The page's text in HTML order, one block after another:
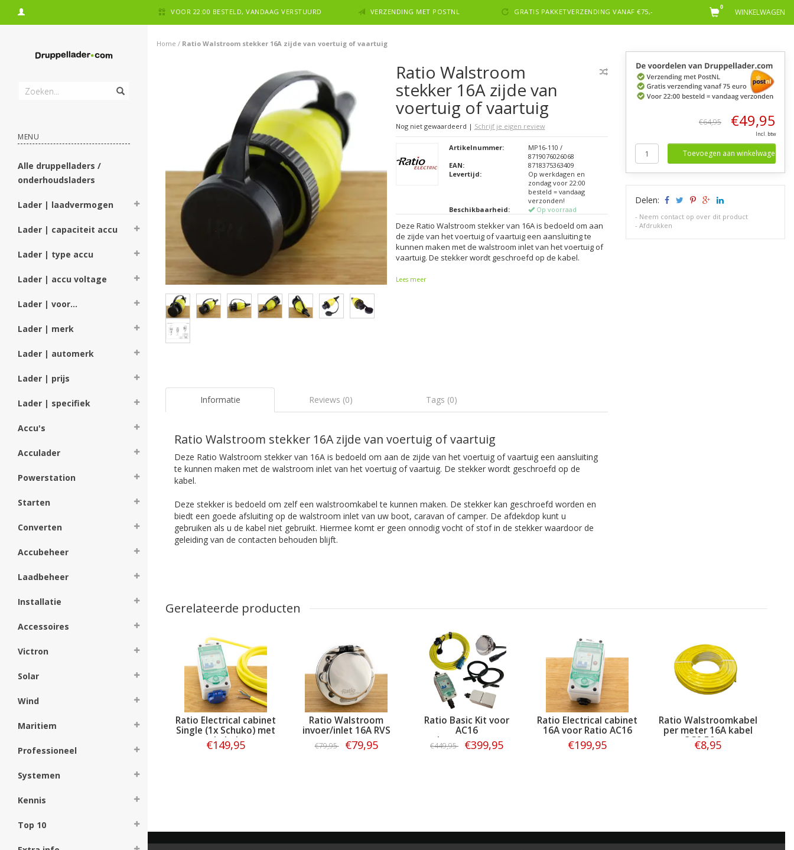
VOOR 22:00 BESTELD, VANDAAG VERSTUURD VERZENDING MET POSTNL GRATIS PAKKETVERZENDING VANAF €75,- WINKELWAGEN
0
MENU
Alle druppelladers /
onderhoudsladers
Lader | laadvermogen
Lader | capaciteit accu
Lader | type accu
Lader | accu voltage
Lader | voor...
Lader | merk
Lader | automerk
Lader | prijs
Lader | specifiek
Accu's
Acculader
Powerstation
Starten
Converten
Accubeheer
Laadbeheer
Installatie
Accessoires
Victron
Solar
Wind
Maritiem
Professioneel
Systemen
Kennis
Top 10
Home / Ratio Walstroom stekker 16A zijde van voertuig of vaartuig
Ratio Walstroom
stekker 16A zijde van
voertuig of vaartuig
Nog niet gewaardeerd | Schrijf je eigen review
Artikelnummer:
MP16-110 /
8719076026068
EAN:
8718375363409
Levertijd:
Op werkdagen en
zondag voor 22:00
besteld = vandaag
verzonden!
Beschikbaarheid:
Op voorraad
Deze Ratio Walstroom stekker van 16A is bedoeld om aan
de zijde van het voertuig of vaartuig een aansluiting te
kunnen maken met de walstroom inlet van het voertuig of
vaartuig. De stekker wordt geschroefd op de kabel.
Lees meer
Informatie Reviews (0) Tags (0)
Ratio Walstroom stekker 16A zijde van voertuig of vaartuig
Deze Ratio Walstroom stekker van 16A is bedoeld om aan de zijde van het voertuig of vaartuig een aansluiting
te kunnen maken met de walstroom inlet van het voertuig of vaartuig. De stekker wordt geschroefd op de
kabel.
Deze stekker is bedoeld om zelf een walstroomkabel te kunnen maken. De stekker kan geschroefd worden en
biedt een goede afsluiting op de walstroom inlet van uw boot, caravan of camper. De afdekdop kunt u
gebruiken als u de kabel niet gebruikt. Hiermee komt er geen onnodig vocht of stof in de stekker waardoor de
geleiding van de contacten behouden blijft.
€64,95 €49,95
Incl. btw
Toevoegen aan winkelwagen
Delen:
- Neem contact op over dit product
-Afdrukken
Gerelateerde producten
Ratio Electrical cabinet
Single (1x Schuko) met
kabel
€149,95
Ratio Walstroom
invoer/inlet 16A RVS
€79,95 €79,95
Ratio Basic Kit voor
AC16
walstroomsysteem
€449,95 €399,95
Ratio Electrical cabinet
16A voor Ratio AC16
€199,95
Ratio Walstroomkabel
per meter 16A kabel
3G2.50mm
€8,95